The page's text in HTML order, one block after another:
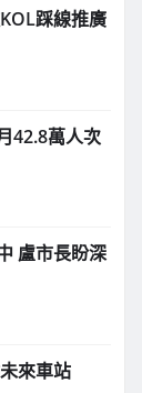
踩線推廣
42.8萬人次
盧市長盼深
來車站